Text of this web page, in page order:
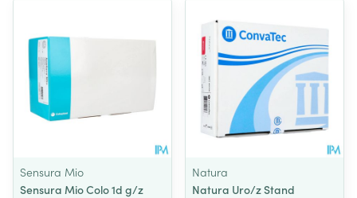
Sensura Mio
Sensura Mio Colo 1d g/z
Natura
Natura Uro/z Stand